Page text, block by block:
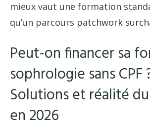
mieux vaut une formation
qu’un parcours patchwork
Peut-on financer sa
sophrologie sans CPF
Solutions et réalité
en 2026